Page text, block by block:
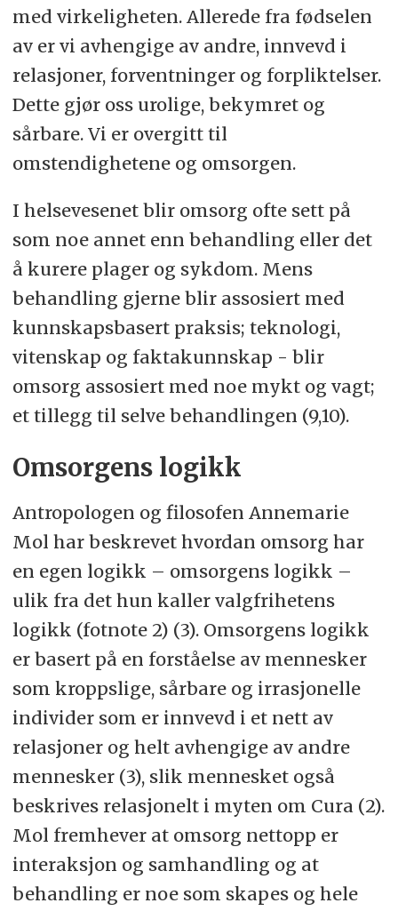
med virkeligheten. Allerede fra fødselen
av er vi avhengige av andre, innvevd i
relasjoner, forventninger og forpliktelser.
Dette gjør oss urolige, bekymret og
sårbare. Vi er overgitt til
omstendighetene og omsorgen.
I helsevesenet blir omsorg ofte sett på
som noe annet enn behandling eller det
å kurere plager og sykdom. Mens
behandling gjerne blir assosiert med
kunnskapsbasert praksis; teknologi,
vitenskap og faktakunnskap - blir
omsorg assosiert med noe mykt og vagt;
et tillegg til selve behandlingen (9,10).
Omsorgens logikk
Antropologen og filosofen Annemarie
Mol har beskrevet hvordan omsorg har
en egen logikk – omsorgens logikk –
ulik fra det hun kaller valgfrihetens
logikk (fotnote 2) (3). Omsorgens logikk
er basert på en forståelse av mennesker
som kroppslige, sårbare og irrasjonelle
individer som er innvevd i et nett av
relasjoner og helt avhengige av andre
mennesker (3), slik mennesket også
beskrives relasjonelt i myten om Cura (2).
Mol fremhever at omsorg nettopp er
interaksjon og samhandling og at
behandling er noe som skapes og hele